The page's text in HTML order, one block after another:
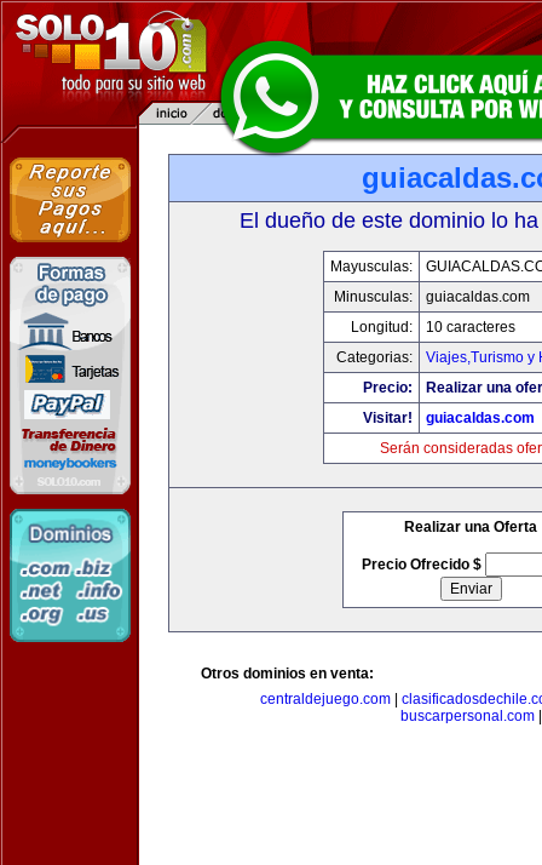
El dueño de este dominio lo
Mayusculas:
Minusculas:
guiacaldas.com
Longitud:
10 caracteres
Categorias:
Viajes,Turismo y
Precio:
Realizar una
Visitar!
guiacaldas.com
Serán consideradas
Realizar una Oferta
Precio Ofrecido $
Otros dominios en venta:
centraldejuego.com
buscarpersonal.com|